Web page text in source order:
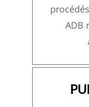
ADB